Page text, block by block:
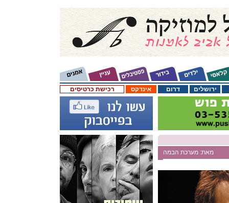
רכישת כרטיסים אינדקס דרום ירושלים
מאת: מערכת הבמה